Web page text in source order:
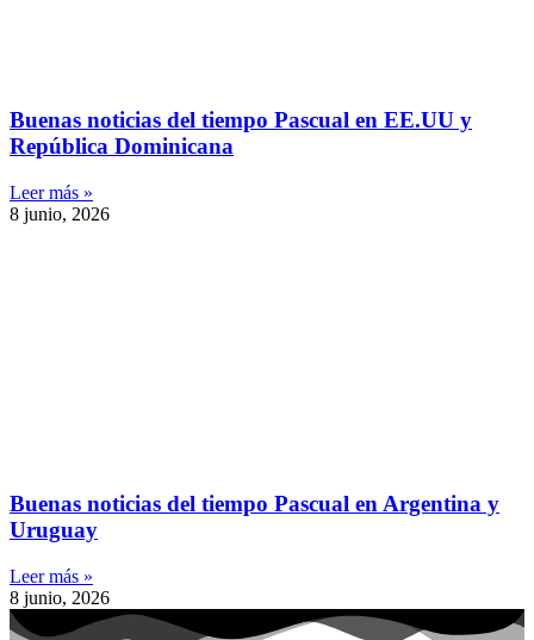
Buenas noticias del tiempo Pascual en EE.UU y
República Dominicana
Leer más »
8 junio, 2026
Buenas noticias del tiempo Pascual en Argentina y
Uruguay
Leer más »
8 junio, 2026